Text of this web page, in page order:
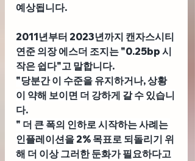
예상됩니다.
2011년부터 2023년까지 캔자스시티
연준 의장 에스더 조지는 "0.25bp 시
작은 쉽다"고 말합니다.
"당분간 이 수준을 유지하거나, 상황
이 약해 보이면 더 강하게 갈 수 있습니
다.
" 더 큰 폭의 인하로 시작하는 사례는
인플레이션을 2% 목표로 되돌리기 위
해 더 이상 그러한 둔화가 필요하다고